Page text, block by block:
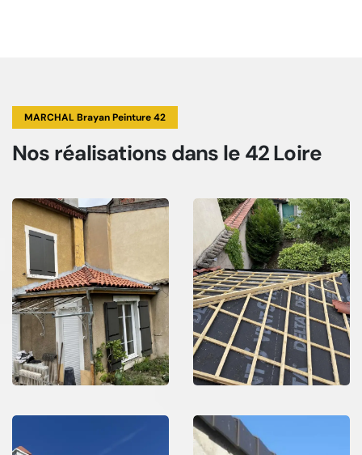
MARCHAL Brayan Peinture 42
Nos réalisations dans le 42 Loire